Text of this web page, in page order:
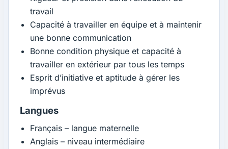
travail
Capacité à travailler en équipe et à maintenir
une bonne communication
Bonne condition physique et capacité à
travailler en extérieur par tous les temps
Esprit d’initiative et aptitude à gérer les
imprévus
Langues
Français – langue maternelle
Anglais – niveau intermédiaire